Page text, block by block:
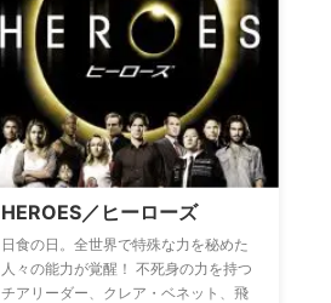
肉体を手にした”ルーク・ケイジ”、そ
して壮絶な修行で獲得した最強の拳”ア
イアン・フィスト”ことダニー・ランド
4人のヒーローが”ディフェンダーズ”と
して結集。孤独だったヒーローたちが
それぞれの過去や苦悩を抱えながらも
力を合わせニューヨークに蔓延る強大
な悪に立ち向かう。
HEROES／ヒーローズ
日食の日。全世界で特殊な力を秘めた
人々の能力が覚醒！ 不死身の力を持つ
チアリーダー、クレア・ベネット、飛